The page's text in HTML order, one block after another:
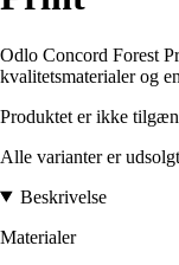
Odlo Concord Forest
kvalitetsmaterialer og
Produktet er ikke
Alle varianter er udsolgt
Beskrivelse
Materialer